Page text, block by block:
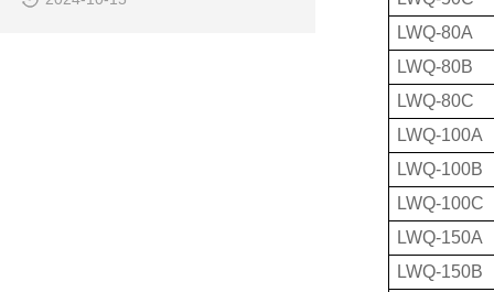
LWQ-80A
LWQ-80B
LWQ-80C
LWQ-100A
LWQ-100B
LWQ-100C
LWQ-150A
LWQ-150B